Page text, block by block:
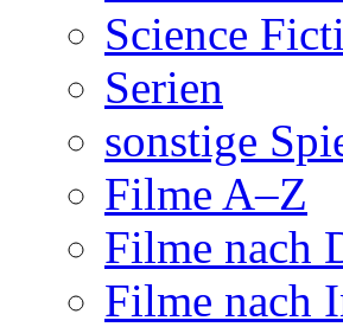
Science
Serien
sonstige
Filme A–Z
Filme nach
Filme nach